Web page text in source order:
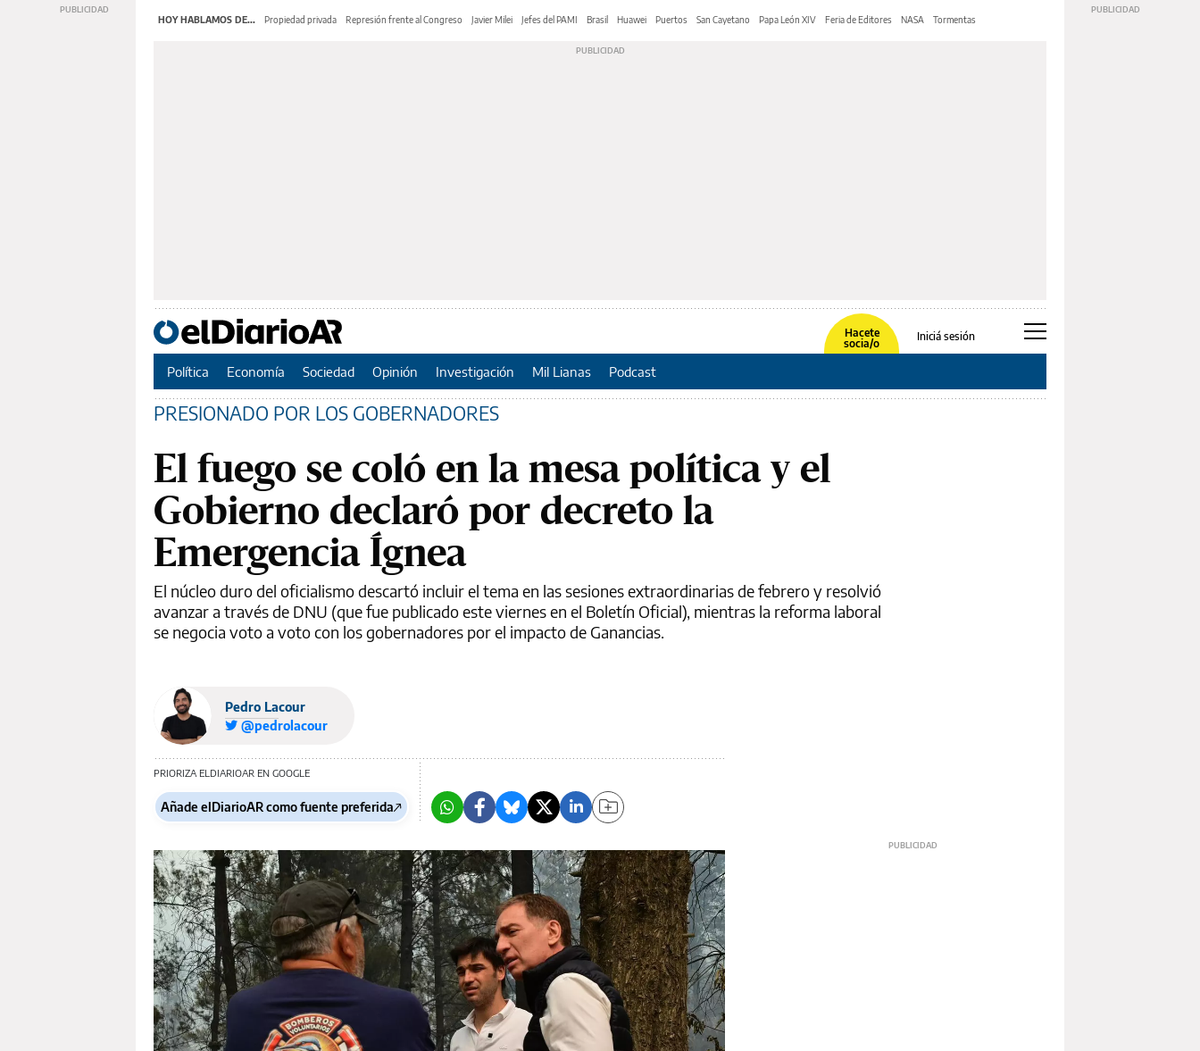
HOY HABLAMOS DE... Propiedad privada Represión frente al Congreso Javier Milei Jefes del PAMI Brasil Huawei Puertos San Cayetano Papa León XIV Feria de Editores NASA Tormentas
Hacete
socia/o
Iniciá sesión
Política Economía Sociedad Opinión Investigación Mil Lianas Podcast
PRESIONADO POR LOS GOBERNADORES
El fuego se coló en la mesa política y el
Gobierno declaró por decreto la
Emergencia Ígnea
El núcleo duro del oficialismo descartó incluir el tema en las sesiones extraordinarias de febrero y resolvió
avanzar a través de DNU (que fue publicado este viernes en el Boletín Oficial), mientras la reforma laboral
se negocia voto a voto con los gobernadores por el impacto de Ganancias.
Pedro Lacour
@pedrolacour
PRIORIZA ELDIARIOAR EN GOOGLE
Añade elDiarioAR como fuente preferida